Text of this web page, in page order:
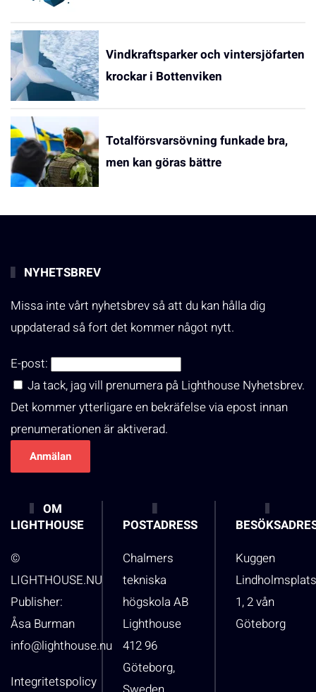
Vindkraftsparker och vintersjöfarten
krockar i Bottenviken
Totalförsvarsövning funkade bra,
men kan göras bättre
NYHETSBREV
Missa inte vårt nyhetsbrev så att du kan hålla dig
uppdaterad så fort det kommer något nytt.
E-post:
Ja tack, jag vill prenumera på Lighthouse Nyhetsbrev.
Det kommer ytterligare en bekräfelse via epost innan
prenumerationen är aktiverad.
OM
LIGHTHOUSE
©
LIGHTHOUSE.NU
Publisher:
Åsa Burman
info@lighthouse.nu
Integritetspolicy
POSTADRESS
Chalmers
tekniska
högskola AB
Lighthouse
412 96
Göteborg,
Kuggen
1, 2 vån
Göteborg